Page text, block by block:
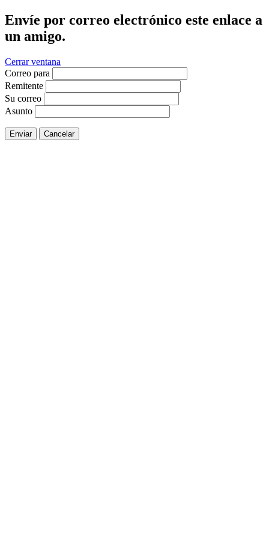
Envíe por correo electrónico este enlace a
un amigo.
Cerrar ventana
Correo para
Remitente
Su correo
Asunto
Enviar Cancelar